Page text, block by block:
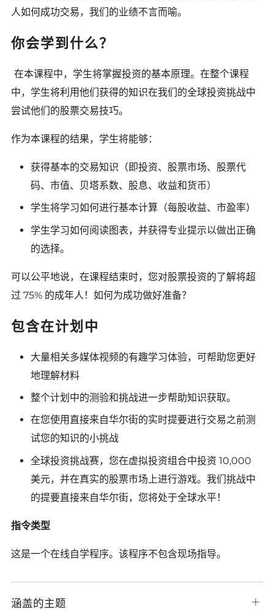
人如何成功交易，我们的业绩不言而喻。
你会学到什么？
在本课程中，学生将掌握投资的基本原理。在整个课程
中，学生将利用他们获得的知识在我们的全球投资挑战中
尝试他们的股票交易技巧。
作为本课程的结果，学生将能够：
获得基本的交易知识（即投资、股票市场、股票代
码、市值、贝塔系数、股息、收益和货币）
学生将学习如何进行基本计算（每股收益、市盈率）
学生学习如何阅读图表，并获得专业提示以做出正确
的选择。
可以公平地说，在课程结束时，您对股票投资的了解将超
过 75% 的成年人！如何为成功做好准备？
包含在计划中
大量相关多媒体视频的有趣学习体验，可帮助您更好
地理解材料
整个计划中的测验和挑战进一步帮助知识获取。
在您使用直接来自华尔街的实时提要进行交易之前测
试您的知识的小挑战
全球投资挑战赛，您在虚拟投资组合中投资 10,000
美元，并在真实的股票市场上进行游戏。我们挑战中
的提要直接来自华尔街，您​​将处于全球水平！
指令类型
这是一个在线自学程序。该程序不包含现场指导。
涵盖的主题
打